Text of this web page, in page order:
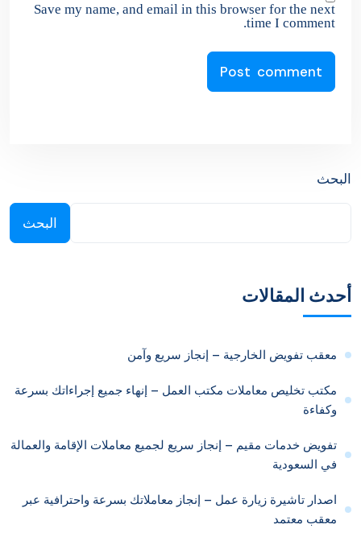
Save my name, and email in this browser for the next
time I comment.
البحث
البحث
أحدث المقالات
معقب تفويض الخارجية – إنجاز سريع وآمن
مكتب تخليص معاملات مكتب العمل – إنهاء جميع إجراءاتك بسرعة
وكفاءة
تفويض خدمات مقيم – إنجاز سريع لجميع معاملات الإقامة والعمالة
في السعودية
اصدار تاشيرة زيارة عمل – إنجاز معاملاتك بسرعة واحترافية عبر
معقب معتمد